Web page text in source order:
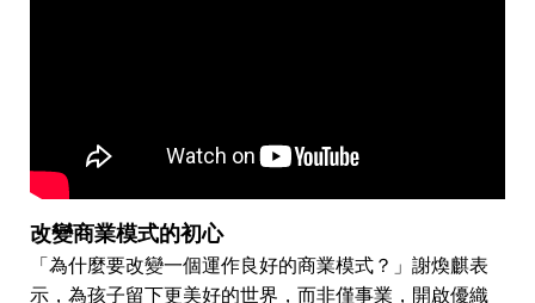
改變商業模式的初心
「為什麼要改變一個運作良好的商業模式？」謝煥麒表
示，為孩子留下更美好的世界，而非僅事業，開啟優織